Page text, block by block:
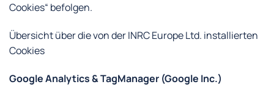
Cookies“ befolgen.
Übersicht über die von der INRC Europe Ltd. installierten
Cookies
Google Analytics & TagManager (Google Inc.)